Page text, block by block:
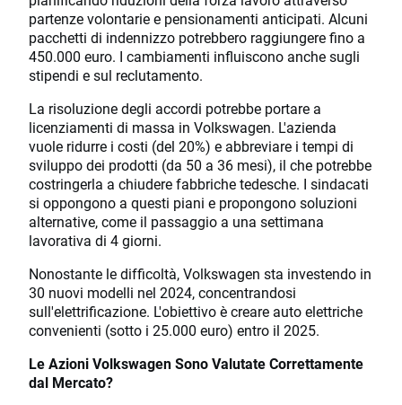
partenze volontarie e pensionamenti anticipati. Alcuni
pacchetti di indennizzo potrebbero raggiungere fino a
450.000 euro. I cambiamenti influiscono anche sugli
stipendi e sul reclutamento.
La risoluzione degli accordi potrebbe portare a
licenziamenti di massa in Volkswagen. L'azienda
vuole ridurre i costi (del 20%) e abbreviare i tempi di
sviluppo dei prodotti (da 50 a 36 mesi), il che potrebbe
costringerla a chiudere fabbriche tedesche. I sindacati
si oppongono a questi piani e propongono soluzioni
alternative, come il passaggio a una settimana
lavorativa di 4 giorni.
Nonostante le difficoltà, Volkswagen sta investendo in
30 nuovi modelli nel 2024, concentrandosi
sull'elettrificazione. L'obiettivo è creare auto elettriche
convenienti (sotto i 25.000 euro) entro il 2025.
Le Azioni Volkswagen Sono Valutate Correttamente
dal Mercato?